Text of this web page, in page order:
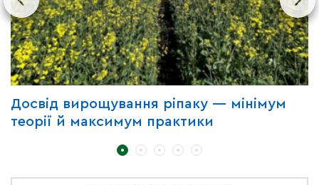
Досвід вирощування ріпаку — мінімум
теорії й максимум практики